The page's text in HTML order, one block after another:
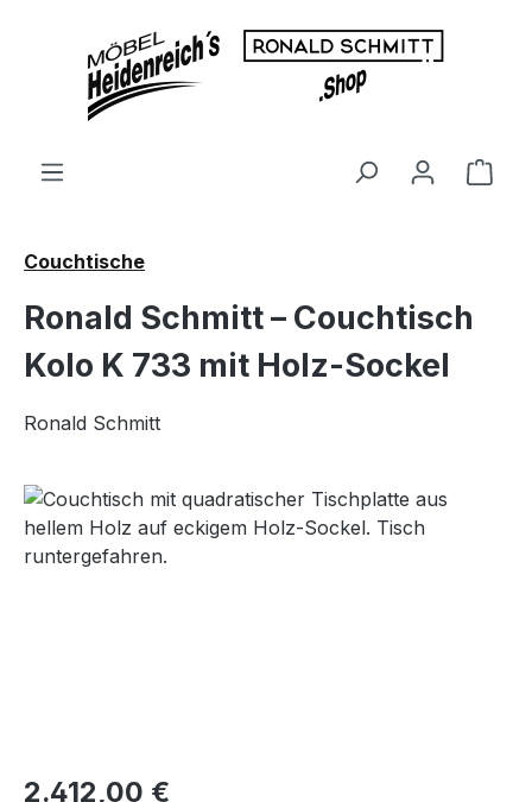
Zum Hauptinhalt springen
Couchtische
Ronald Schmitt – Couchtisch
Kolo K 733 mit Holz-Sockel
Ronald Schmitt
Bildergalerie überspringen
Regulärer Preis:
2.412,00 €